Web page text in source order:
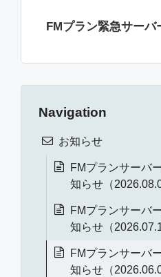
FMプラン緊急サー
Navigation
お知らせ
FMプランサーバ
知らせ（
FMプランサーバ
知らせ（
FMプランサーバ
知らせ（